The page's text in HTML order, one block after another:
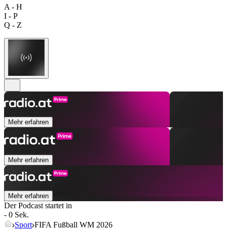
A - H
I - P
Q - Z
Mehr erfahren
Mehr erfahren
Mehr erfahren
Der Podcast startet in
- 0 Sek.
Sport FIFA Fußball WM 2026